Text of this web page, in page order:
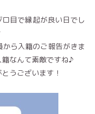
目で縁起が良い日でし
ら入籍のご報告がきま
なんて素敵ですね♪
うございます！